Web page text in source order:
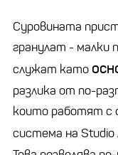
Суровината
гранулат - малки
служат като
разлика от по-
които работят с
система на Studio